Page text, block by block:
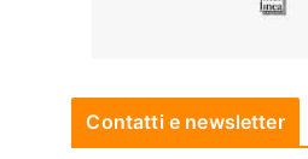
Contatti e newsletter